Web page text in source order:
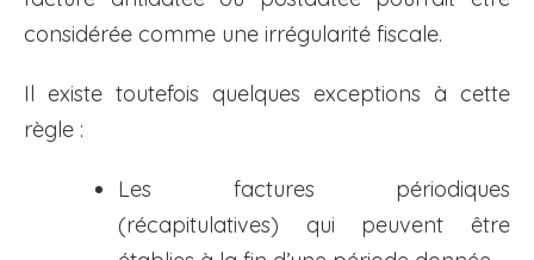
considérée comme une irrégularité fiscale.
Il existe toutefois quelques exceptions à cette
règle :
Les factures périodiques
(récapitulatives) qui peuvent être